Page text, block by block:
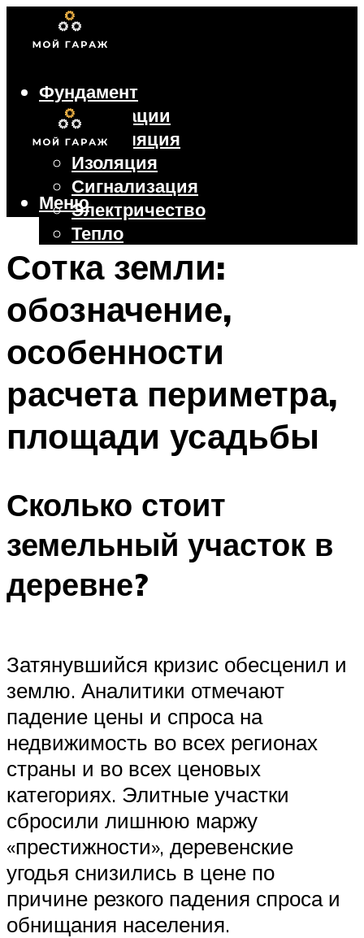
Фундамент
Коммуникации
Вентиляция
Изоляция
Сигнализация
Электричество
Тепло
Крыша
Ворота
Меню
Меню
Сотка земли:
обозначение,
особенности
расчета периметра,
площади усадьбы
Сколько стоит
земельный участок в
деревне?
Затянувшийся кризис обесценил и
землю. Аналитики отмечают
падение цены и спроса на
недвижимость во всех регионах
страны и во всех ценовых
категориях. Элитные участки
сбросили лишнюю маржу
«престижности», деревенские
угодья снизились в цене по
причине резкого падения спроса и
обнищания населения.